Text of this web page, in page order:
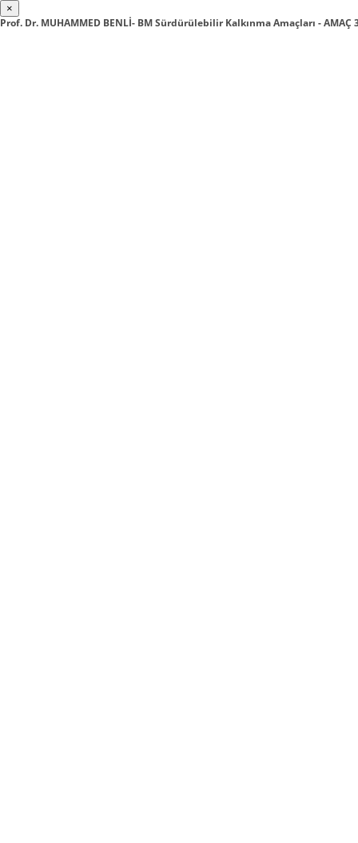
×
Prof. Dr. MUHAMMED BENLİ- BM Sürdürülebilir Kalkınma Amaçları - AMAÇ